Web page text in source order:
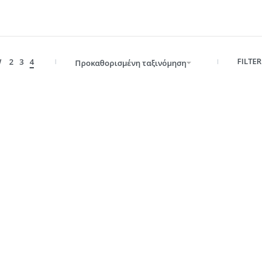
2 3 4 Προκαθορισμένη ταξινόμηση FILTER